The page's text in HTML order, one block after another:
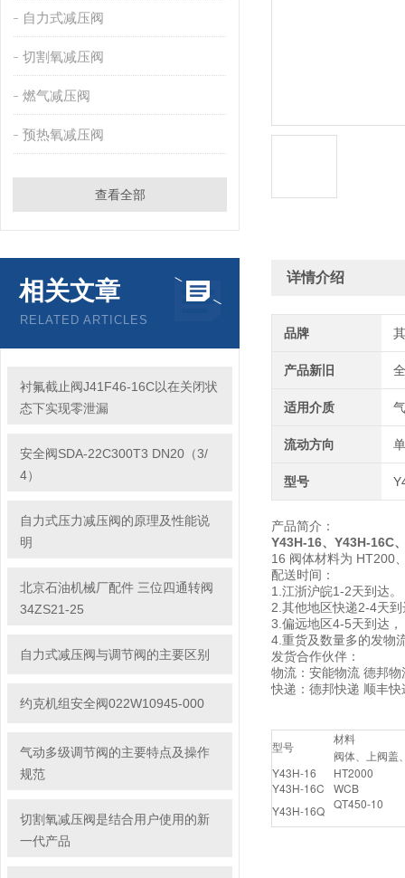
自力式减压阀
切割氧减压阀
燃气减压阀
预热氧减压阀
查看全部
相关文章
RELATED ARTICLES
衬氟截止阀J41F46-16C以在关闭状
态下实现零泄漏
安全阀SDA-22C300T3 DN20（3/
4）
自力式压力减压阀的原理及性能说
明
北京石油机械厂配件 三位四通转阀
34ZS21-25
自力式减压阀与调节阀的主要区别
约克机组安全阀022W10945-000
气动多级调节阀的主要特点及操作
规范
切割氧减压阀是结合用户使用的新
一代产品
详情介绍
品牌
产品新旧
适用介质
流动方向
型号
产品简介：
Y43H-16、Y43H-16C
16 阀体材料为 HT200
配送时间：
1.江浙沪皖1-2天到达。
2.其他地区快递2-4天到
3.偏远地区4-5天到达
4.重货及数量多的发物
发货合作伙伴：
物流：安能物流 德邦
快递：德邦快递 顺丰
型号
材料
阀体、上阀盖
Y43H-16
HT2000
Y43H-16C
WCB
Y43H-16Q QT450-10